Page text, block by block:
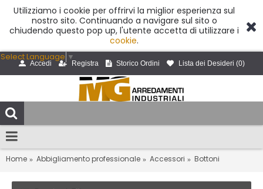
Utilizziamo i cookie per offrirvi la miglior esperienza sul
nostro sito. Continuando a navigare sul sito o
chiudendo questo pop up, l'utente accetta di utilizzare i
cookie.
Select Language ▼
Accedi Registra Storico Ordini Lista dei Desideri (0)
Home Abbigliamento professionale Accessori Bottoni